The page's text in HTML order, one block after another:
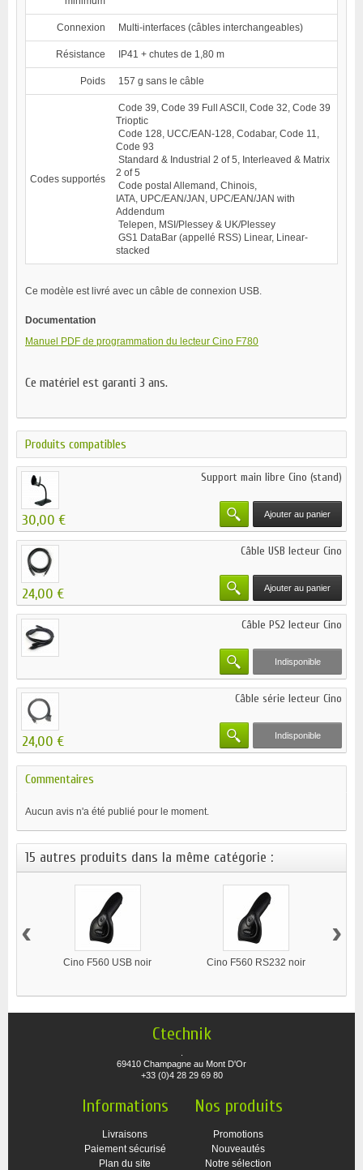
Connexion Multi-interfaces (câbles interchangeables)
Résistance IP41 + chutes de 1,80 m
Poids 157 g sans le câble
Codes supportés
Code 39, Code 39 Full ASCII, Code 32, Code 39
Trioptic
Code 128, UCC/EAN-128, Codabar, Code 11,
Code 93
Standard & Industrial 2 of 5, Interleaved & Matrix
2 of 5
Code postal Allemand, Chinois,
IATA, UPC/EAN/JAN, UPC/EAN/JAN with
Addendum
Telepen, MSI/Plessey & UK/Plessey
GS1 DataBar (appellé RSS) Linear, Linear-
stacked
Ce modèle est livré avec un câble de connexion USB.
Documentation
Manuel PDF de programmation du lecteur Cino F780
Ce matériel est garanti 3 ans.
Produits compatibles
Support main libre Cino (stand)
30,00 € Ajouter au panier
Câble USB lecteur Cino
24,00 € Ajouter au panier
Câble PS2 lecteur Cino
Indisponible
Câble série lecteur Cino
24,00 € Indisponible
Commentaires
Aucun avis n'a été publié pour le moment.
15 autres produits dans la même catégorie :
Cino F560 USB noir Cino F560 RS232 noir
‹ ›
Ctechnik
69410 Champagne au Mont D'Or
+33 (0)4 28 29 69 80
Informations
Livraisons
Paiement sécurisé
Plan du site
Nos produits
Promotions
Nouveautés
Notre sélection